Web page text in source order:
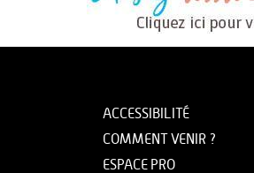
ACCESSIBILITÉ
COMMENT VENIR ?
ESPACE PRO